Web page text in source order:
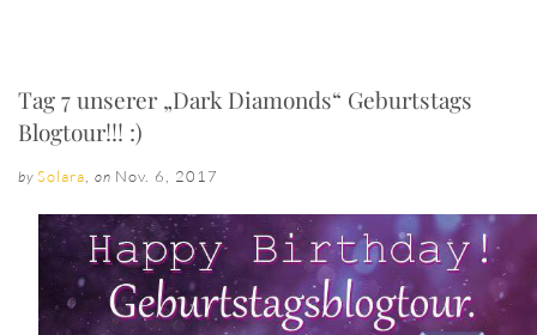
Tag 7 unserer „Dark Diamonds“ Geburtstags
Blogtour!!! :)
by Solara on Nov. 6, 2017